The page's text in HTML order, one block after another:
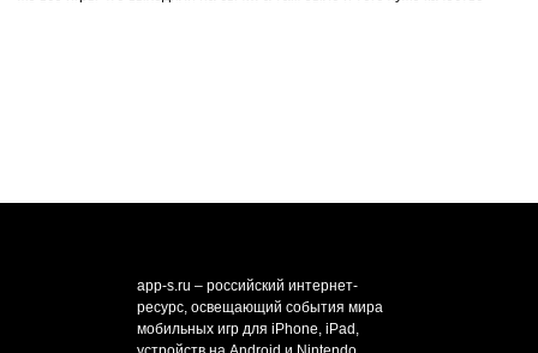
app-s.ru – российский интернет-
ресурс, освещающий события мира
мобильных игр для iPhone, iPad,